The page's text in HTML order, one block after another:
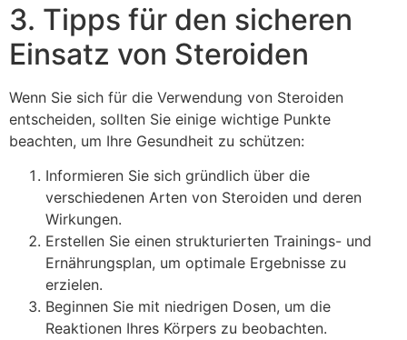
3. Tipps für den sicheren
Einsatz von Steroiden
Wenn Sie sich für die Verwendung von Steroiden
entscheiden, sollten Sie einige wichtige Punkte
beachten, um Ihre Gesundheit zu schützen:
Informieren Sie sich gründlich über die
verschiedenen Arten von Steroiden und deren
Wirkungen.
Erstellen Sie einen strukturierten Trainings- und
Ernährungsplan, um optimale Ergebnisse zu
erzielen.
Beginnen Sie mit niedrigen Dosen, um die
Reaktionen Ihres Körpers zu beobachten.